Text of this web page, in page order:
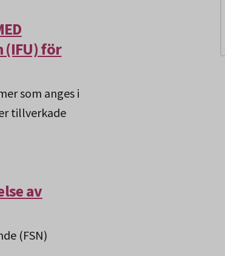
för
som anges i
tillverkade
av
(FSN)